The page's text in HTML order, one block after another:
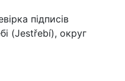
підписів
(Jestřebí), округ